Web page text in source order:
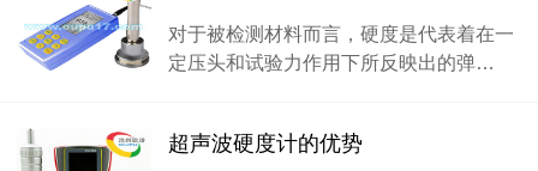
对于被检测材料而言，硬度是代表着在一
定压头和试验力作用下所反映出的弹…
超声波硬度计的优势